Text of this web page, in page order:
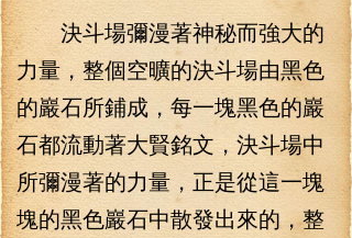
決斗場彌漫著神秘而強大的
力量，整個空曠的決斗場由黑色
的巖石所鋪成，每一塊黑色的巖
石都流動著大賢銘文，決斗場中
所彌漫著的力量，正是從這一塊
塊的黑色巖石中散發出來的，整